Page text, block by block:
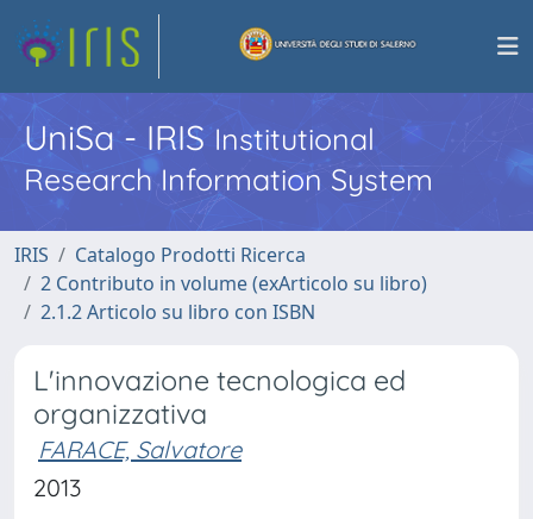
UniSa - IRISInstitutional
Research Information System
IRIS
Catalogo Prodotti Ricerca
2 Contributo in volume (exArticolo su libro)
2.1.2 Articolo su libro con ISBN
L'innovazione tecnologica ed
organizzativa
FARACE, Salvatore
2013